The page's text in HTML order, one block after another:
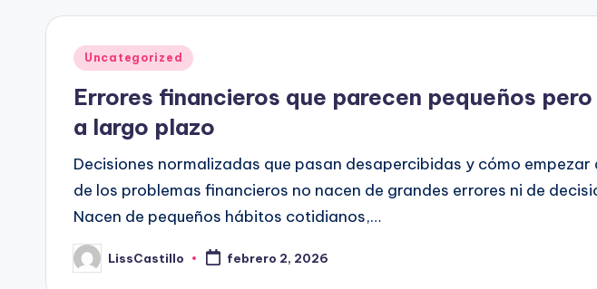
Publicado
Uncategorized
Errores financieros que parecen pequeños
a largo plazo
Decisiones normalizadas que pasan desapercibidas y cómo
de los problemas financieros no nacen de grandes errores ni de
Nacen de pequeños hábitos cotidianos,…
Publicado
por
LissCastillo febrero 2, 2026